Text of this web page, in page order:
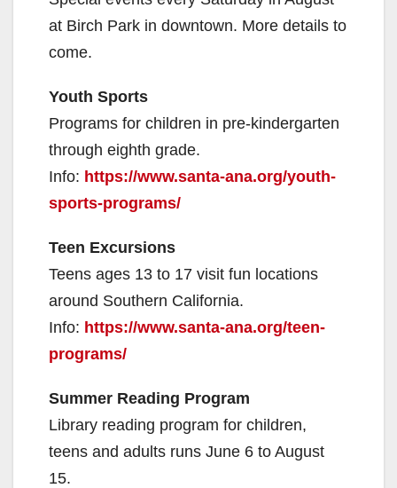
at Birch Park in downtown. More details to
come.
Youth Sports
Programs for children in pre-kindergarten
through eighth grade.
Info: https://www.santa-ana.org/youth-
sports-programs/
Teen Excursions
Teens ages 13 to 17 visit fun locations
around Southern California.
Info: https://www.santa-ana.org/teen-
programs/
Summer Reading Program
Library reading program for children,
teens and adults runs June 6 to August
15.